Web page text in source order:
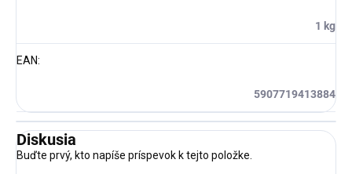
1 kg
EAN:
5907719413884
Diskusia
Buďte prvý, kto napíše príspevok k tejto položke.